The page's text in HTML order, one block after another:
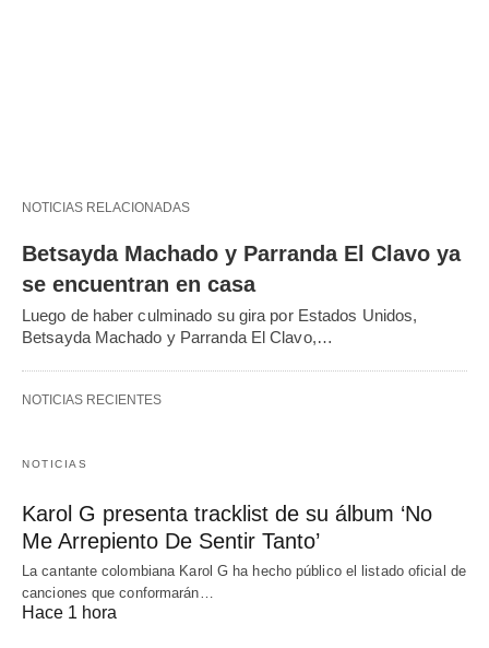
NOTICIAS RELACIONADAS
Betsayda Machado y Parranda El Clavo ya
se encuentran en casa
Luego de haber culminado su gira por Estados Unidos,
Betsayda Machado y Parranda El Clavo,…
NOTICIAS RECIENTES
NOTICIAS
Karol G presenta tracklist de su álbum ‘No
Me Arrepiento De Sentir Tanto’
La cantante colombiana Karol G ha hecho público el listado oficial de
canciones que conformarán…
Hace 1 hora